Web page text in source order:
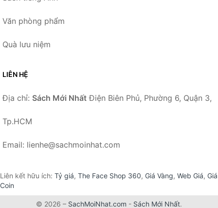
Văn phòng phẩm
Quà lưu niệm
LIÊN HỆ
Địa chỉ: Sách Mới Nhất Điện Biên Phủ, Phường 6, Quận 3,
Tp.HCM
Email: lienhe@sachmoinhat.com
Liên kết hữu ích: Tỷ giá, The Face Shop 360, Giá Vàng, Web Giá, Giá
Coin
© 2026 – SachMoiNhat.com - Sách Mới Nhất.